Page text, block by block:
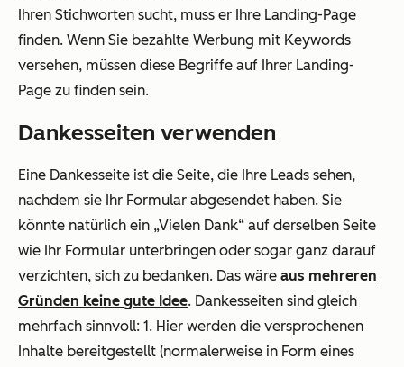
Ihren Stichworten sucht, muss er Ihre Landing-Page
finden. Wenn Sie bezahlte Werbung mit Keywords
versehen, müssen diese Begriffe auf Ihrer Landing-
Page zu finden sein.
Dankesseiten verwenden
Eine Dankesseite ist die Seite, die Ihre Leads sehen,
nachdem sie Ihr Formular abgesendet haben. Sie
könnte natürlich ein „Vielen Dank“ auf derselben Seite
wie Ihr Formular unterbringen oder sogar ganz darauf
verzichten, sich zu bedanken. Das wäre aus mehreren
Gründen keine gute Idee. Dankesseiten sind gleich
mehrfach sinnvoll: 1. Hier werden die versprochenen
Inhalte bereitgestellt (normalerweise in Form eines